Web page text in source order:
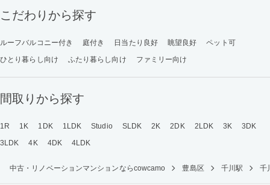
こだわりから探す
ルーフバルコニー付き 庭付き 日当たり良好 眺望良好
ペット可
ひとり暮らし向け
ふたり暮らし向け ファミリー向け
間取りから探す
1R 1K 1DK 1LDK Studio SLDK 2K 2DK 2LDK 3K
3DK
3LDK
4K 4DK 4LDK
中古・リノベーションマンションならcowcamo 豊島区 千川駅 千